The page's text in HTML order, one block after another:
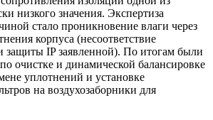
низкого значения. Экспертиза
стало проникновение влаги через
корпуса (несоответствие
защиты IP заявленной). По итогам были
очистке и динамической балансировке
уплотнений и установке
на воздухозаборники для